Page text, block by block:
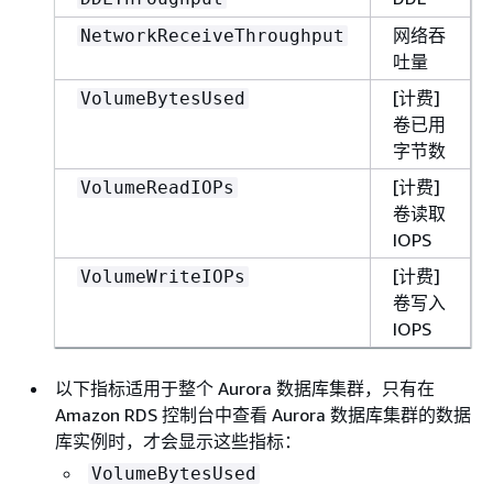
NetworkReceiveThroughput
网络吞
吐量
VolumeBytesUsed
[计费]
卷已用
字节数
VolumeReadIOPs
[计费]
卷读取
IOPS
VolumeWriteIOPs
[计费]
卷写入
IOPS
以下指标适用于整个 Aurora 数据库集群，只有在
Amazon RDS 控制台中查看 Aurora 数据库集群的数据
库实例时，才会显示这些指标：
VolumeBytesUsed